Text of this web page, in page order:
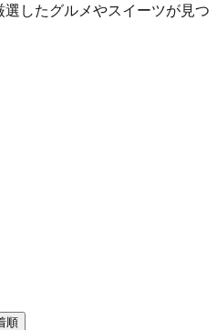
したグルメやスイーツが見つ
順